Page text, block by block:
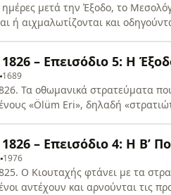
μετά την Έξοδο, το
ή αιχμαλωτίζονται και
είδηση της πτώσης του
– Επεισόδιο 5: Η
1689
Τα οθωμανικά στρατεύματα
«Ölüm Eri», δηλαδή
του επισκόπου Ιωσήφ
– Επεισόδιο 4: Η Β’
1976
Ο Κιουταχής φτάνει με τα
αντέχουν και αρνούνται τις